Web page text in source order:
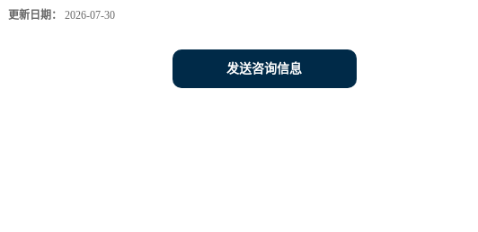
更新日期： 2026-07-30
发送咨询信息